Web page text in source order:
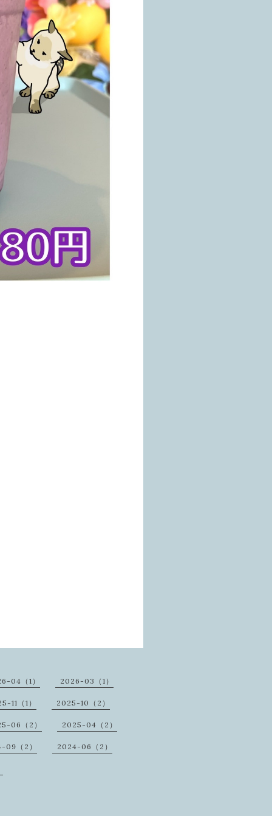
04（1） 2026-03（1）
11（1） 2025-10（2）
06（2） 2025-04（2）
09（2） 2024-06（2）